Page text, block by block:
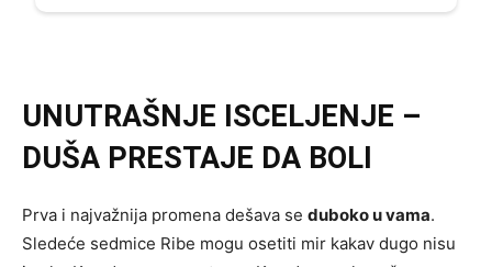
UNUTRAŠNJE ISCELJENJE –
DUŠA PRESTAJE DA BOLI
Prva i najvažnija promena dešava se duboko u vama.
Sledeće sedmice Ribe mogu osetiti mir kakav dugo nisu